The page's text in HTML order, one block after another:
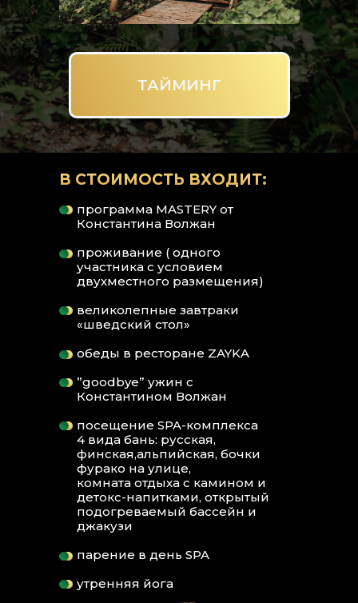
ТАЙМИНГ
1 ДЕНЬ:
ЗАЕЗД ( С 14:00) ОТДЫХ
2 ДЕНЬ:
8:00 ЙОГА
10:00 СТАРТ ПЕРВЫЙ ДЕНЬ КУРСА
8:00 ЙОГА
10:00 СТАРТ ВТОРОЙ ДЕНЬ КУРСА
21:00 ОКОНЧАНИЕ ВТОРОГО ДНЯ
4 ДЕНЬ:
8:00 ЙОГА
9:00 ЗАВТРАК
19:00 ОКОНЧАНИЕ ТРЕТЬЕГО ДНЯ
20:00 GOODBYE DINER С
КОНСТАНТИНОМ ВОЛЖАН
программа MASTERY от
Константина Волжан
проживание ( одного
участника с условием
двухместного размещения)
великолепные завтраки
«шведский стол»
обеды в ресторане ZAYKA
”goodbye” ужин с
Константином Волжан
посещение SPA-комплекса
4 вида бань: русская,
финская,альпийская, бочки
фурако на улице,
комната отдыха с камином и
детокс-напитками, открытый
подогреваемый бассейн и
джакузи
парение в день SPA
утренняя йога
В СТОИМОСТЬ ВХОДИТ:
-
-
-